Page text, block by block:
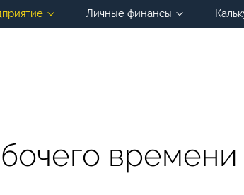
Личные финансы
времени